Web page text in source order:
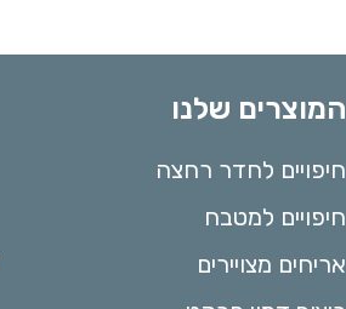
המוצרים שלנו
חיפויים לחדר רחצה
חיפויים למטבח
אריחים מצויירים